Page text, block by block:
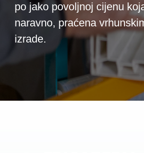
po jako povoljnoj cijenu
naravno, praćena
izrade.